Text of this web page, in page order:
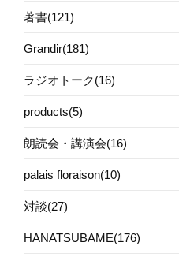
著書(121)
Grandir(181)
ラジオトーク(16)
products(5)
朗読会・講演会(16)
palais floraison(10)
対談(27)
HANATSUBAME(176)